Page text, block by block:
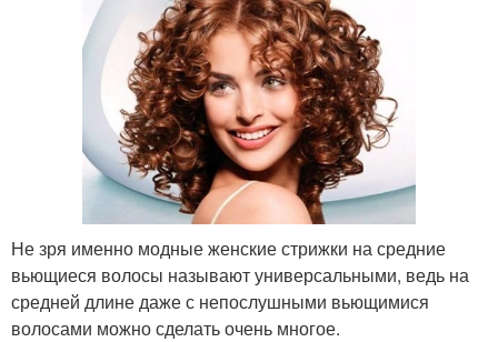
Не зря именно модные женские стрижки на средние
вьющиеся волосы называют универсальными, ведь на
средней длине даже с непослушными вьющимися
волосами можно сделать очень многое.